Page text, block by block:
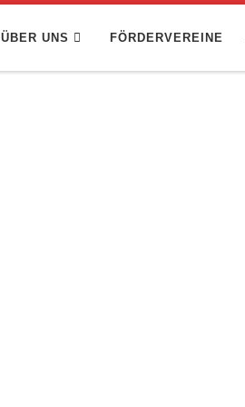
ÜBER UNS FÖRDERVEREINE